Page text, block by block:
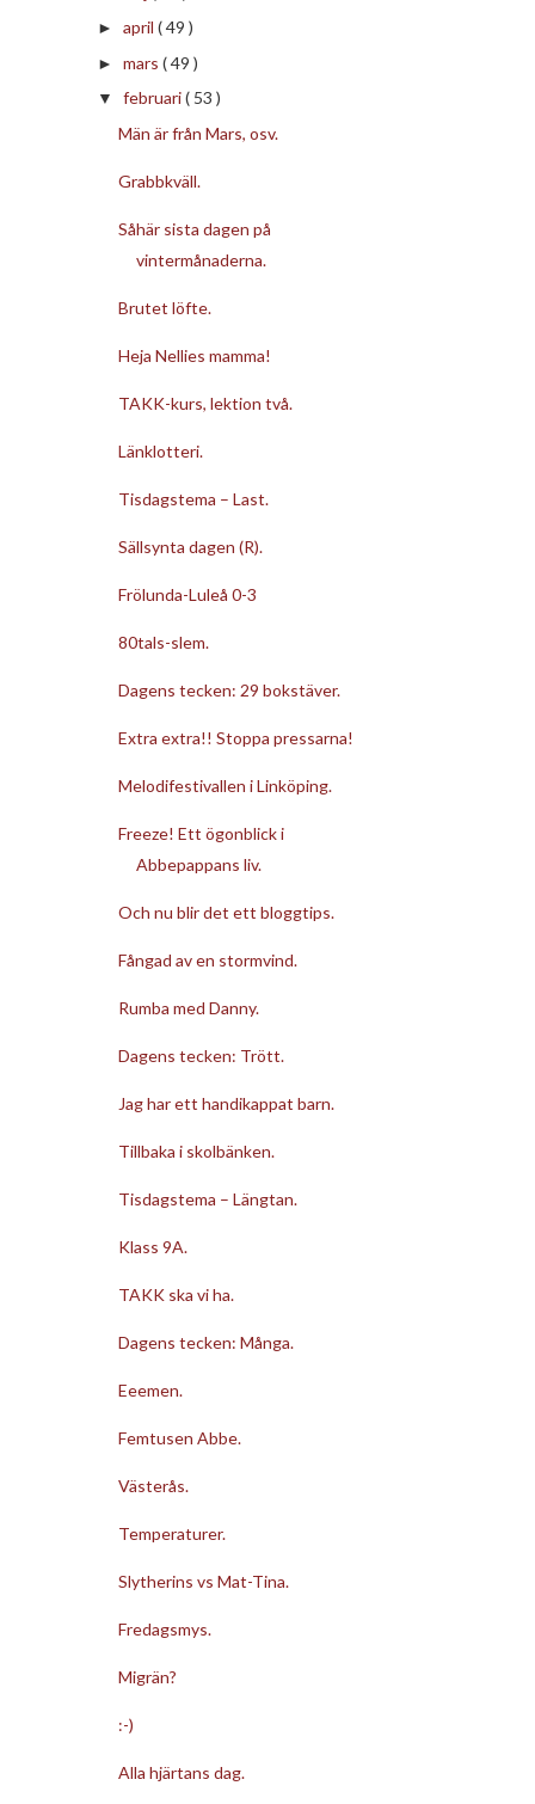
► april ( 49 )
► mars ( 49 )
▼ februari( 53 )
Män är från Mars, osv.
Grabbkväll.
Såhär sista dagen på
vintermånaderna.
Brutet löfte.
Heja Nellies mamma!
TAKK-kurs, lektion två.
Länklotteri.
Tisdagstema – Last.
Sällsynta dagen (R).
Frölunda-Luleå 0-3
80tals-slem.
Dagens tecken: 29 bokstäver.
Extra extra!! Stoppa pressarna!
Melodifestivallen i Linköping.
Freeze! Ett ögonblick i
Abbepappans liv.
Och nu blir det ett bloggtips.
Fångad av en stormvind.
Rumba med Danny.
Dagens tecken: Trött.
Jag har ett handikappat barn.
Tillbaka i skolbänken.
Tisdagstema – Längtan.
Klass 9A.
TAKK ska vi ha.
Dagens tecken: Många.
Eeemen.
Femtusen Abbe.
Västerås.
Temperaturer.
Slytherins vs Mat-Tina.
Fredagsmys.
Migrän?
:-)
Alla hjärtans dag.